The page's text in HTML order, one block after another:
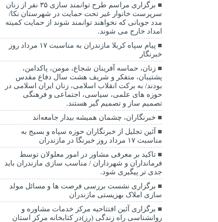
برگزاری مراسم طرح توانمند سازی ۳۵ نفر از زنان
سرپرست خانوار غیر تحت حمایت در شهرستان نکا/
مدد جویانی که نخواهند توانمند شوند از حمایت کمیته
امداد خارج می شوند.
پیام سپاه کربلا مازندران به مناسبت ۱۷ مرداد روز
خبرنگار
زنان، حماسه آفرینان شجاع، مومن، پاکدامن،
پشتیبان، متفکر و شریف هشت سال دفاع مقدس
بودند/ به برکت انقلاب اسلامی، زنان ایران اسلامی در
حوزه های علمی، سیاسی، اجتماعی و فرهنگی
تصمیم ساز و تصمیم گیر هستند.
خبرنگاران، چشمان همیشه بیدار جامعه‌اند
آئین تجلیل از خبرنگاران حوزه سپاه و بسیج به
مناسبت ۱۷ مرداد روز خبرنگا در مازندران
تاکید بر معرفی مشاور در امور معلولان توسط
فرمانداران و شهرداران / مناسب سازی مازندران باید
جدی تر پیگیری شود.
برگزاری نشست بررسی فرصت ها و مسائل مولد
سازی املاک بهزیستی مازندران
برگزاری آئین افتتاحیه مرکز خدمات مشاوره و
روانشناسی راه زندگی (رز)در کتابخانه مرکز استان